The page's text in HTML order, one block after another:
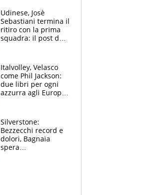
McLaren siano
meglio?”
Udinese, Josè
Sebastiani termina il
ritiro con la prima
squadra: il post del
sfondo
Italvolley, Velasco
come Phil Jackson:
due libri per ogni
azzurra agli Europei.
Silverstone:
Bezzecchi record e
dolori, Bagnaia
spera